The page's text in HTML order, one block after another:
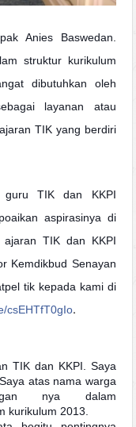
Anies Baswedan.
struktur kurikulum
dibutuhkan oleh
layanan atau
TIK yang berdiri
guru TIK dan KKPI
aspirasinya di
TIK dan KKPI
Kemdikbud Senayan
tik kepada kami di
csEHTfT0gIo.
TIK dan KKPI. Saya
atas nama warga
nya dalam
kurikulum 2013.